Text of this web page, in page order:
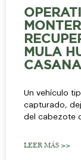
MULA
Un vehículo
capturado,
del cabezote
LEER MÁS >>